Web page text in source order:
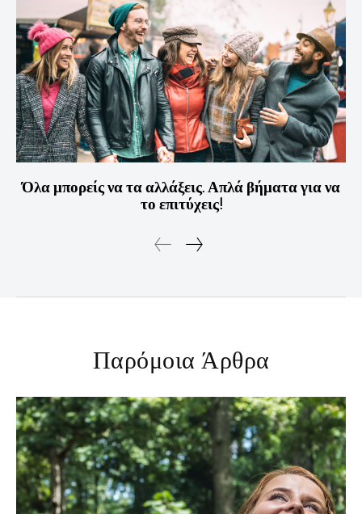
Όλα μπορείς να τα αλλάξεις. Απλά βήματα για να
το επιτύχεις!
Παρόμοια Άρθρα